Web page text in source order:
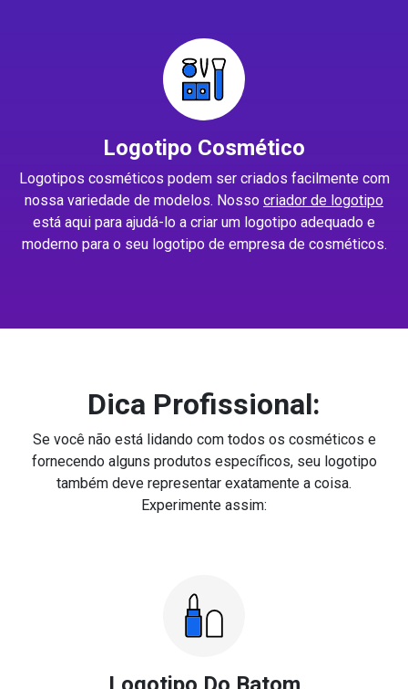
Logotipo Cosmético
Logotipos cosméticos podem ser criados facilmente com
nossa variedade de modelos. Nosso criador de logotipo
está aqui para ajudá-lo a criar um logotipo adequado e
moderno para o seu logotipo de empresa de cosméticos.
Dica Profissional:
Se você não está lidando com todos os cosméticos e
fornecendo alguns produtos específicos, seu logotipo
também deve representar exatamente a coisa.
Experimente assim: